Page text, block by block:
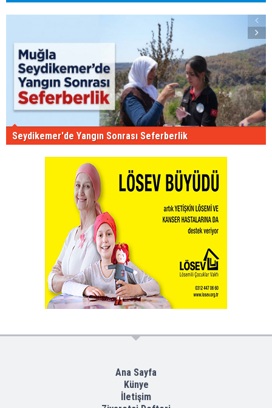
Seydikemer'de Yangın Sonrası Seferberlik
Ana Sayfa
Künye
İletişim